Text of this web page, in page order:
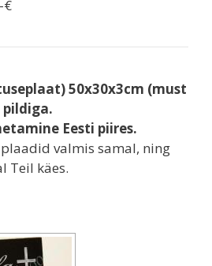
€
50x30x3cm (must
Eesti piires.
valmis samal, ning
Teil käes.